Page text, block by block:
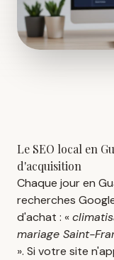
Le SEO local en
d'acquisition
Chaque jour en
recherches
d'achat : «
mariage Saint-
». Si votre site